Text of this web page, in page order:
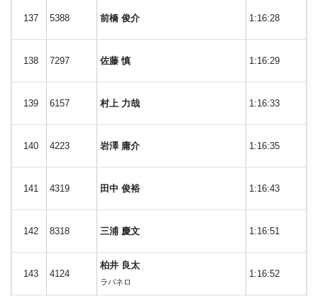
137 5388 前橋 俊介 1:16:28
138 7297 佐藤 慎 1:16:29
139 6157 村上 力哉 1:16:33
140 4223 岩澤 庸介 1:16:35
141 4319 田中 俊裕 1:16:43
142 8318 三浦 慶文 1:16:51
143 4124
柏井 良太
ラバネロ
1:16:52